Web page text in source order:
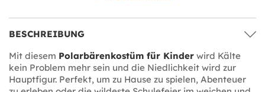
BESCHREIBUNG
Mit diesem Polarbärenkostüm für Kinder wird Kälte
kein Problem mehr sein und die Niedlichkeit wird zur
Hauptfigur. Perfekt, um zu Hause zu spielen, Abenteuer